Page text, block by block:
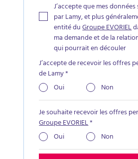
J’accepte que mes
par Lamy, et plus
entité duGroupe EVORIEL
ma demande et de la
qui pourrait en découler
J’accepte de recevoir les offres
de Lamy*
Oui
Non
Je souhaite recevoir les offres
Groupe EVORIEL*
Oui
Non